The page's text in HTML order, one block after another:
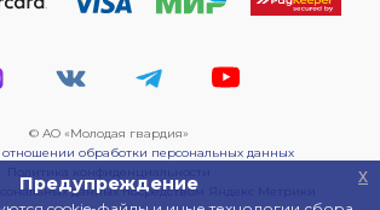
© АО «Молодая гвардия»
обработки персональных данных
данных посредством Яндекс Метрики
Предупреждение x